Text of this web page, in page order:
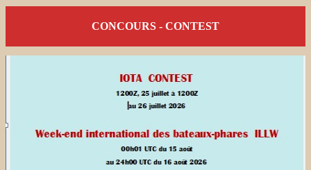
CONCOURS - CONTEST